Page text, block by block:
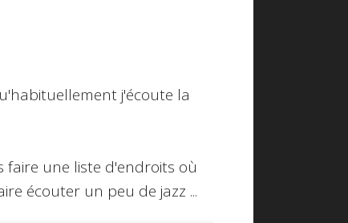
j'écoute la
faire une liste d'endroits où
écouter un peu de jazz ...